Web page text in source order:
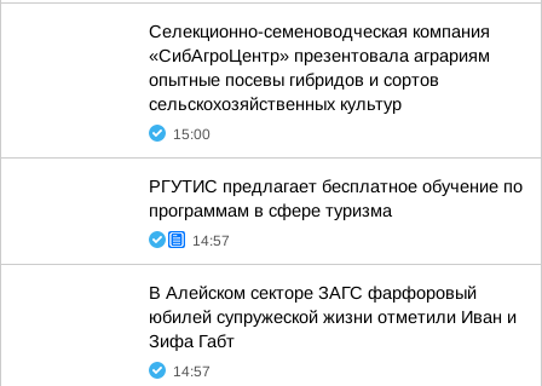
Cелекционно-семеноводческая компания
«СибАгроЦентр» презентовала аграриям
опытные посевы гибридов и сортов
сельскохозяйственных культур
15:00
РГУТИС предлагает бесплатное обучение по
программам в сфере туризма
14:57
В Алейском секторе ЗАГС фарфоровый
юбилей супружеской жизни отметили Иван и
Зифа Габт
14:57